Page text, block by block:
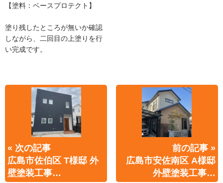
【塗料：ベースプロテクト】
塗り残したところが無いか確認
しながら、二回目の上塗りを行
い完成です。
« 次の記事
広島市佐伯区 T様邸 外
壁塗装工事…
前の記事 »
広島市安佐南区 A様邸
外壁塗装工事…